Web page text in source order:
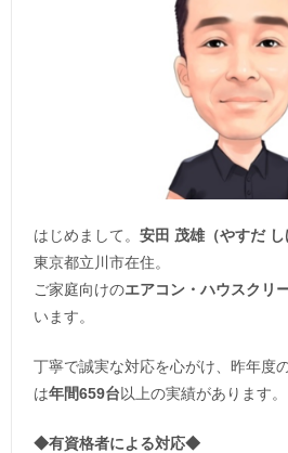
はじめまして。 安田 茂雄（やすだ し
東京都立川市在住。
ご家庭向けのエアコン・ハウスクリ
います。
丁寧で誠実な対応を心がけ、昨年度
は年間659台以上の実績があります。
◆有資格者による対応◆